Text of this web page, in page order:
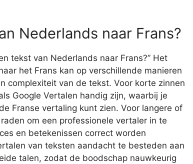
Nederlands naar Frans?
tekst van Nederlands naar Frans?” Het
het Frans kan op verschillende manieren
complexiteit van de tekst. Voor korte zinnen
Google Vertalen handig zijn, waarbij je
Franse vertaling kunt zien. Voor langere of
om een professionele vertaler in te
en betekenissen correct worden
van teksten aandacht te besteden aan
talen, zodat de boodschap nauwkeurig